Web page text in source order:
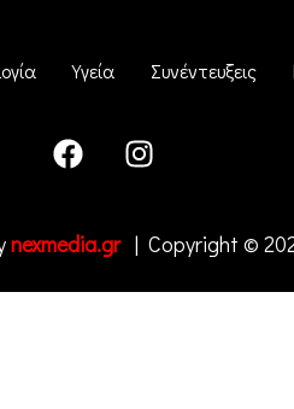
Υγεία Συνέντευξεις
nexmedia.gr| Copyright ©